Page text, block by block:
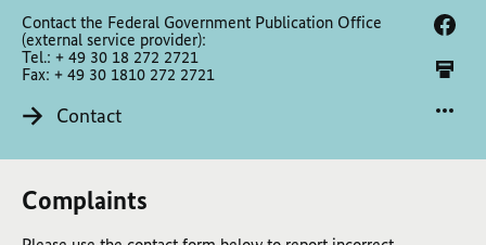
Contact the Federal Government Publication Office
(external service provider):
Tel.: + 49 30 18 272 2721
Fax: + 49 30 1810 272 2721
Contact
Complaints